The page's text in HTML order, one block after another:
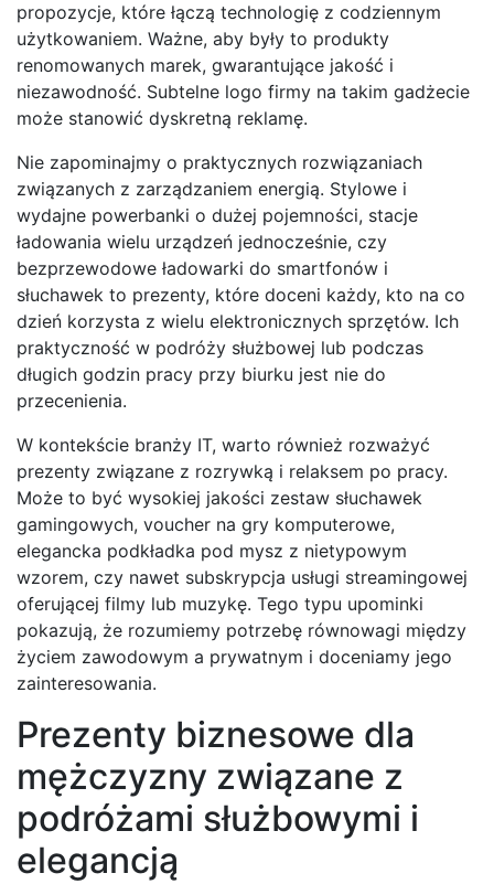
propozycje, które łączą technologię z codziennym
użytkowaniem. Ważne, aby były to produkty
renomowanych marek, gwarantujące jakość i
niezawodność. Subtelne logo firmy na takim gadżecie
może stanowić dyskretną reklamę.
Nie zapominajmy o praktycznych rozwiązaniach
związanych z zarządzaniem energią. Stylowe i
wydajne powerbanki o dużej pojemności, stacje
ładowania wielu urządzeń jednocześnie, czy
bezprzewodowe ładowarki do smartfonów i
słuchawek to prezenty, które doceni każdy, kto na co
dzień korzysta z wielu elektronicznych sprzętów. Ich
praktyczność w podróży służbowej lub podczas
długich godzin pracy przy biurku jest nie do
przecenienia.
W kontekście branży IT, warto również rozważyć
prezenty związane z rozrywką i relaksem po pracy.
Może to być wysokiej jakości zestaw słuchawek
gamingowych, voucher na gry komputerowe,
elegancka podkładka pod mysz z nietypowym
wzorem, czy nawet subskrypcja usługi streamingowej
oferującej filmy lub muzykę. Tego typu upominki
pokazują, że rozumiemy potrzebę równowagi między
życiem zawodowym a prywatnym i doceniamy jego
zainteresowania.
Prezenty biznesowe dla
mężczyzny związane z
podróżami służbowymi i
elegancją